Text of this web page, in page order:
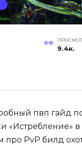
9.4к.
пвп гайд
«Истребление»
про PvP билд